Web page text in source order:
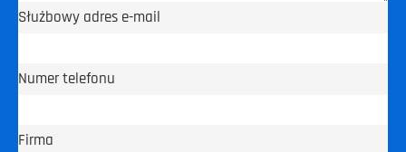
Służbowy adres e-mail
Numer telefonu
Firma